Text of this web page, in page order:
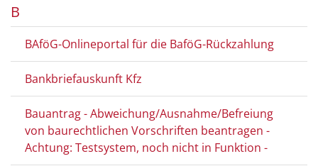
B
BAföG-Onlineportal für die BaföG-Rückzahlung
Bankbriefauskunft Kfz
Bauantrag - Abweichung/Ausnahme/Befreiung
von baurechtlichen Vorschriften beantragen -
Achtung: Testsystem, noch nicht in Funktion -